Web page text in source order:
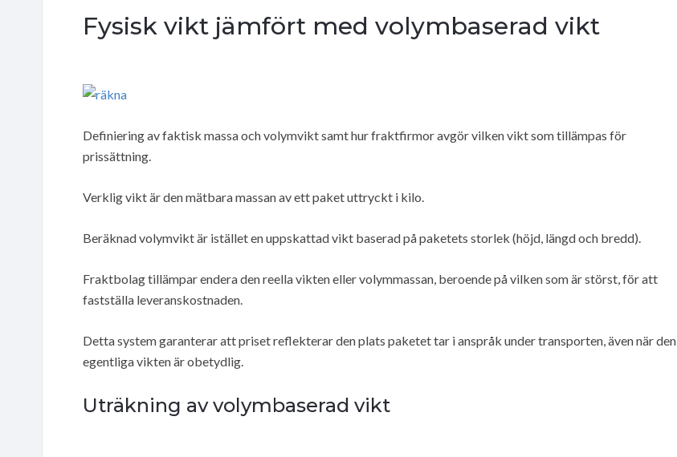
Fysisk vikt jämfört med volymbaserad vikt
Definiering av faktisk massa och volymvikt samt hur fraktfirmor avgör vilken vikt som tillämpas för
prissättning.
Verklig vikt är den mätbara massan av ett paket uttryckt i kilo.
Beräknad volymvikt är istället en uppskattad vikt baserad på paketets storlek (höjd, längd och bredd).
Fraktbolag tillämpar endera den reella vikten eller volymmassan, beroende på vilken som är störst, för att
fastställa leveranskostnaden.
Detta system garanterar att priset reflekterar den plats paketet tar i anspråk under transporten, även när den
egentliga vikten är obetydlig.
Uträkning av volymbaserad vikt